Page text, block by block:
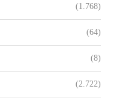
(1.768)
(64)
(8)
(2.722)